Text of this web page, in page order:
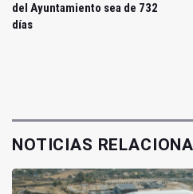
del Ayuntamiento sea de 732
días
NOTICIAS